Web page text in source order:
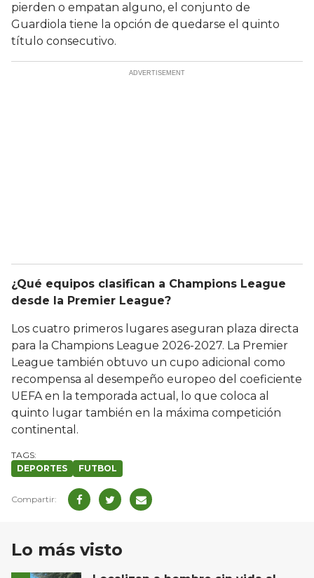
pierden o empatan alguno, el conjunto de
Guardiola tiene la opción de quedarse el quinto
título consecutivo.
¿Qué equipos clasifican a Champions League
desde la Premier League?
Los cuatro primeros lugares aseguran plaza directa
para la Champions League 2026-2027. La Premier
League también obtuvo un cupo adicional como
recompensa al desempeño europeo del coeficiente
UEFA en la temporada actual, lo que coloca al
quinto lugar también en la máxima competición
continental.
DEPORTES FUTBOL
Lo más visto